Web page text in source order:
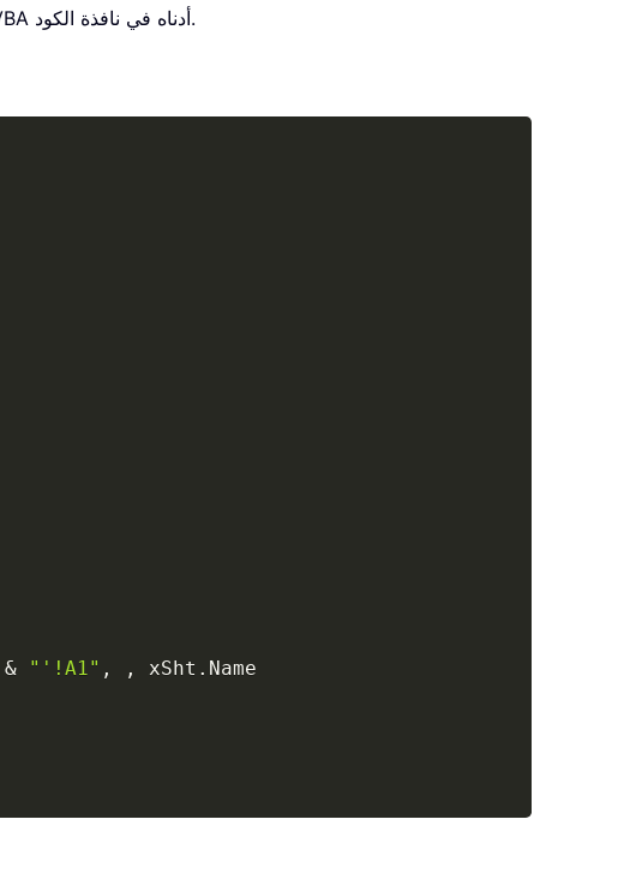
، ثم انسخ كود VBA أدناه في نافذة الكود.
& "'!A1" , , xSht . Name